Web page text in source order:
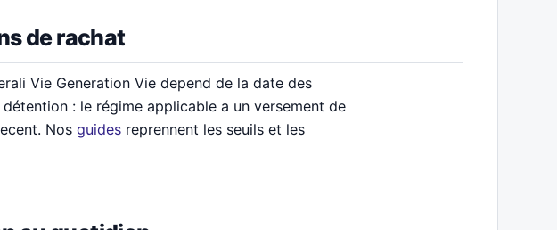
de rachat
Vie Generation Vie depend de la date des
: le régime applicable a un versement de
Nos guides reprennent les seuils et les